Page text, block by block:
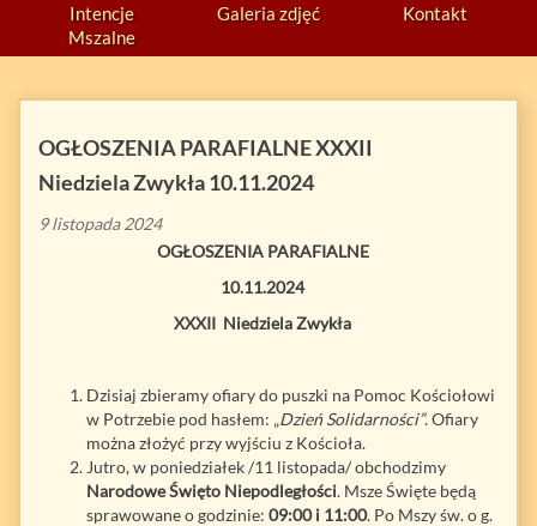
Intencje
Mszalne
Galeria zdjęć Kontakt
OGŁOSZENIA PARAFIALNE XXXII
Niedziela Zwykła 10.11.2024
9 listopada 2024
OGŁOSZENIA PARAFIALNE
10.11.2024
XXXII Niedziela Zwykła
Dzisiaj zbieramy ofiary do puszki na Pomoc Kościołowi
w Potrzebie pod hasłem: „Dzień Solidarności”. Ofiary
można złożyć przy wyjściu z Kościoła.
Jutro, w poniedziałek /11 listopada/ obchodzimy
Narodowe Święto Niepodległości. Msze Święte będą
sprawowane o godzinie: 09:00 i 11:00. Po Mszy św. o g.